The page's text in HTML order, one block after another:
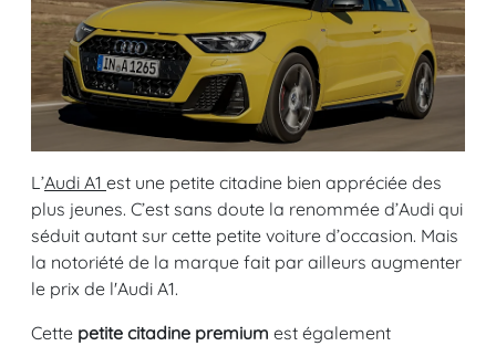
L’Audi A1 est une petite citadine bien appréciée des
plus jeunes. C’est sans doute la renommée d’Audi qui
séduit autant sur cette petite voiture d’occasion. Mais
la notoriété de la marque fait par ailleurs augmenter
le prix de l'Audi A1.
Cette petite citadine premium est également